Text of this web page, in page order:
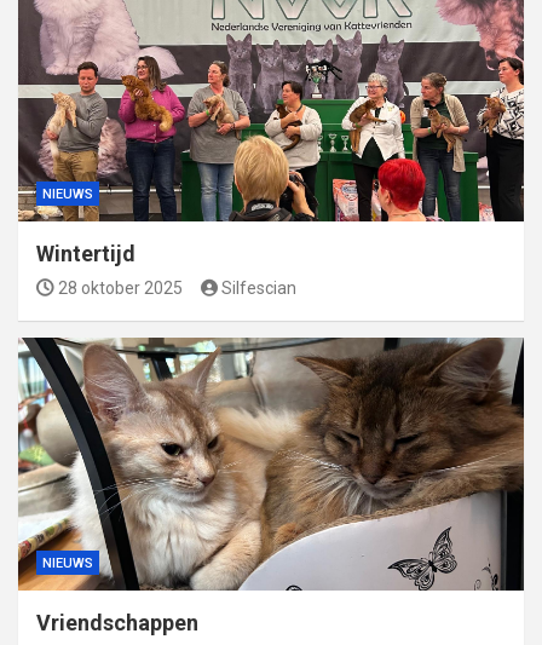
NIEUWS
Wintertijd
28 oktober 2025 Silfescian
NIEUWS
Vriendschappen